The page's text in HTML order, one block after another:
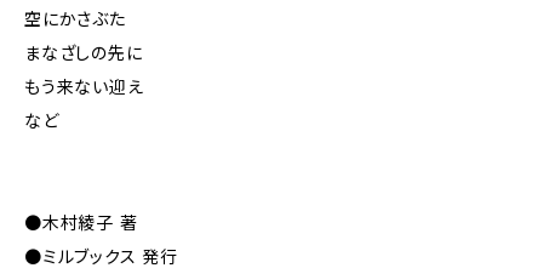
空にかさぶた
まなざしの先に
もう来ない迎え
など
●木村綾子 著
●ミルブックス 発行